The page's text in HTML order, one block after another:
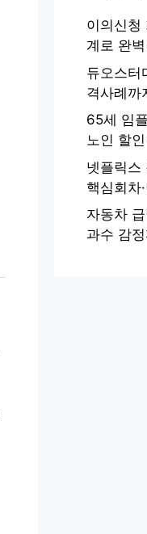
이의신청
계로 완
듀오스터
격사례까
65세 임
노인 할
넷플릭스
핵심회차
자동차
과수 감